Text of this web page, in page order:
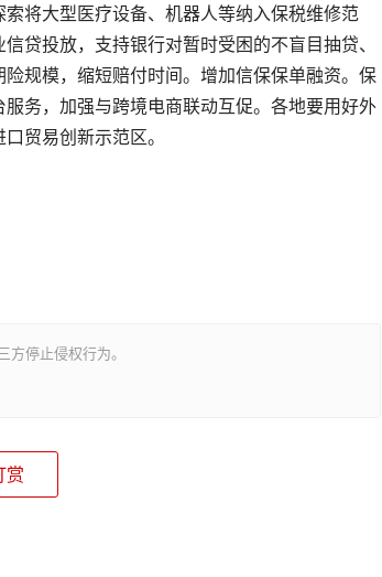
将大型医疗设备、机器人等纳入保税维修范
贷投放，支持银行对暂时受困的不盲目抽贷、
规模，缩短赔付时间。增加信保保单融资。保
务，加强与跨境电商联动互促。各地要用好外
贸易创新示范区。
停止侵权行为。
赏